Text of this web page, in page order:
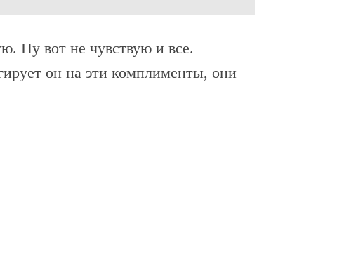
Ну вот не чувствую и все.
он на эти комплименты, они